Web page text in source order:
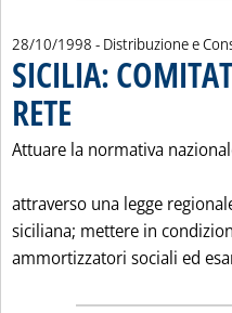
28/10/1998 - Distribuzione e
SICILIA:
RETE
Attuare la normativa
attraverso una legge
siciliana; mettere in
ammortizzatori sociali ed